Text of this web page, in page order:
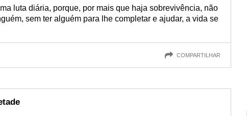
luta diária, porque, por mais que haja sobrevivência, não
sem ter alguém para lhe completar e ajudar, a vida se
COMPARTILHAR